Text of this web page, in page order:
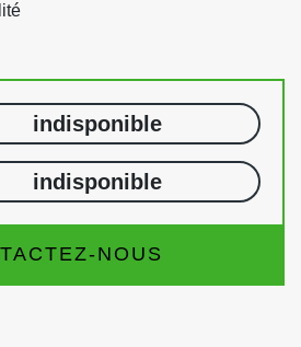
indisponible
indisponible
NOUS